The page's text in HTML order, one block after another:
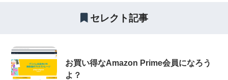
セレクト記事
お買い得なAmazon Prime会員になろう
よ？